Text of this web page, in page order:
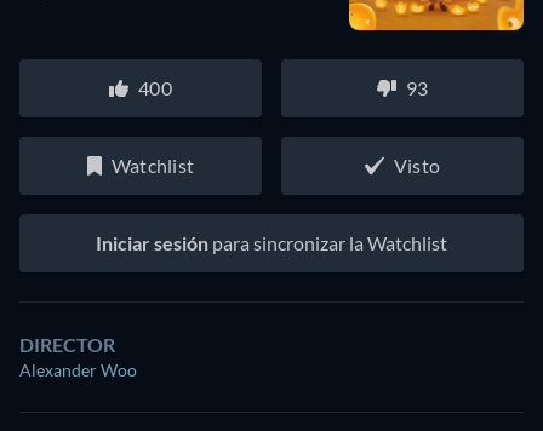
400 93
Watchlist Visto
Iniciar sesión para sincronizar la Watchlist
DIRECTOR
Alexander Woo